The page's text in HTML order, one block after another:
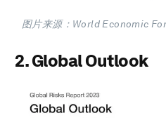
图片来源：World Economic
2. Global Outlook